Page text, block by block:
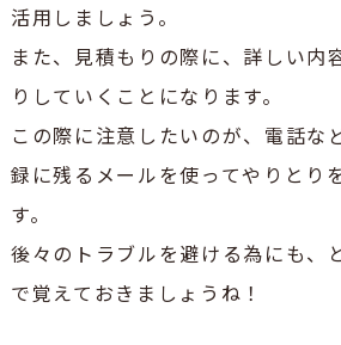
活用しましょう。
また、見積もりの際に、詳しい内
りしていくことになります。
この際に注意したいのが、電話な
録に残るメールを使ってやりとり
す。
後々のトラブルを避ける為にも、
で覚えておきましょうね！